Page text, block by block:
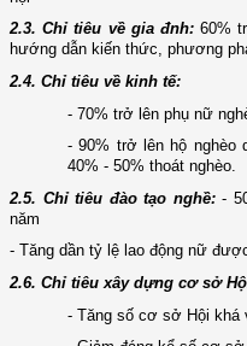
2.3. Chỉ tiêu về gia đnh:60%
hướng dẫn kiến thức, phương
2.4. Chỉ tiêu về kinh tế:
- 70% trở lên phụ nữ
- 90% trở lên hộ nghèo
40% - 50% thoát nghèo.
2.5. Chỉ tiêu đào tạo nghề:-
năm
- Tăng dần tỷ lệ lao động nữ
2.6. Chỉ tiêu xây dựng cơ sở
- Tăng số cơ sở Hội khá